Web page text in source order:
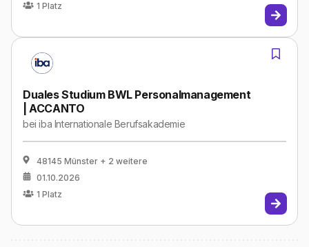
1 Platz
Duales Studium BWL Personalmanagement
| ACCANTO
beiiba Internationale Berufsakademie
48145 Münster + 2 weitere
01.10.2026
1 Platz